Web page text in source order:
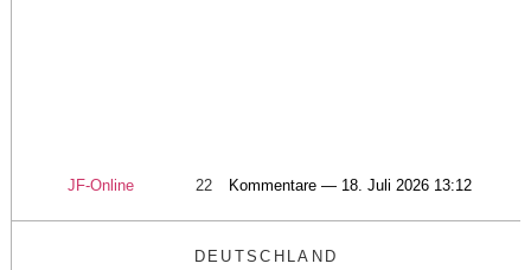
JF-Online 22 Kommentare — 18. Juli 2026 13:12
DEUTSCHLAND